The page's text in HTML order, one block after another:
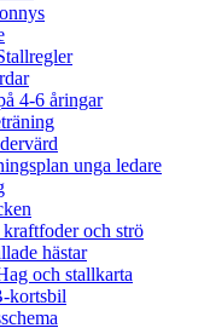
4-6 åringar
unga ledare
och strö
hästar
och stallkarta
kortsbil